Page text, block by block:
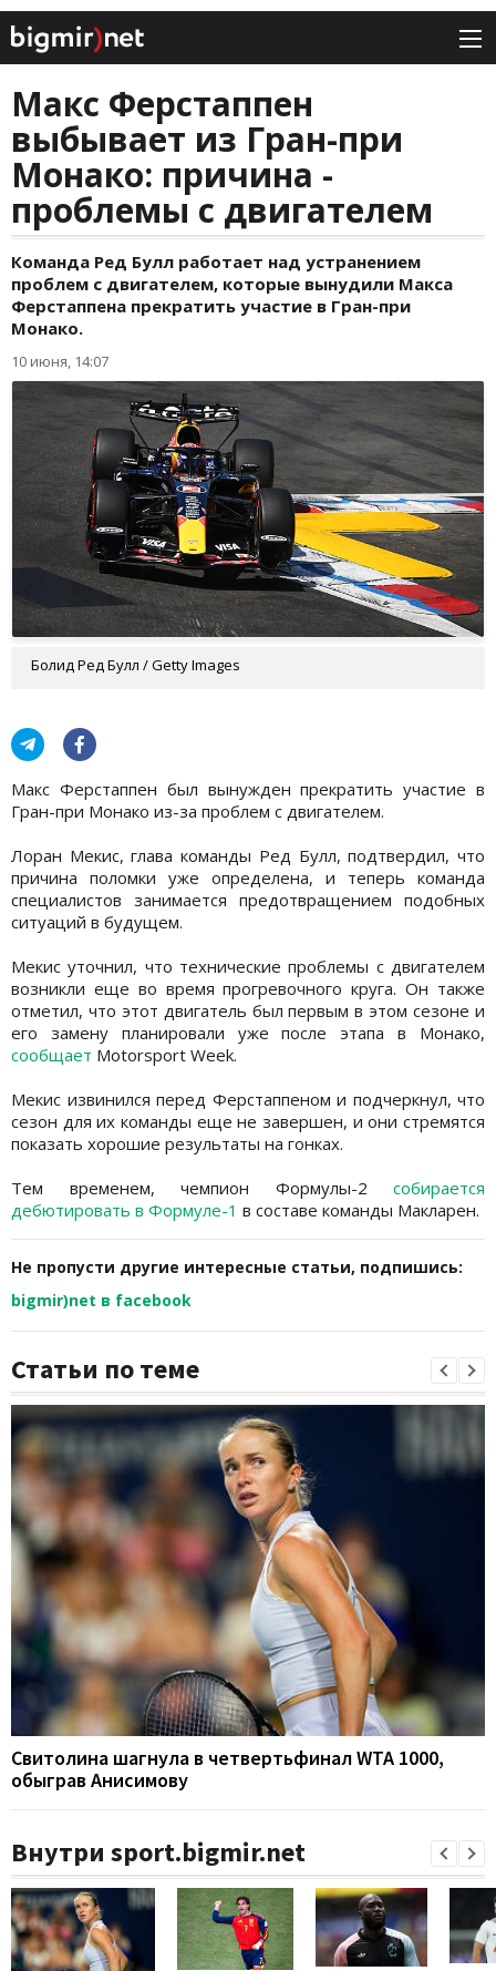
Макс Ферстаппен
выбывает из Гран-при
Монако: причина -
проблемы с двигателем
Команда Ред Булл работает над устранением
проблем с двигателем, которые вынудили Макса
Ферстаппена прекратить участие в Гран-при
Монако.
10 июня, 14:07
Болид Ред Булл / Getty Images
Макс Ферстаппен был вынужден прекратить участие в
Гран-при Монако из-за проблем с двигателем.
Лоран Мекис, глава команды Ред Булл, подтвердил, что
причина поломки уже определена, и теперь команда
специалистов занимается предотвращением подобных
ситуаций в будущем.
Мекис уточнил, что технические проблемы с двигателем
возникли еще во время прогревочного круга. Он также
отметил, что этот двигатель был первым в этом сезоне и
его замену планировали уже после этапа в Монако,
сообщает Motorsport Week.
Мекис извинился перед Ферстаппеном и подчеркнул, что
сезон для их команды еще не завершен, и они стремятся
показать хорошие результаты на гонках.
Тем временем, чемпион Формулы-2 собирается
дебютировать в Формуле-1 в составе команды Макларен.
Не пропусти другие интересные статьи, подпишись:
bigmir)net в facebook
Статьи по теме
Свитолина шагнула в четвертьфинал WTA 1000,
обыграв Анисимову
Внутри sport.bigmir.net